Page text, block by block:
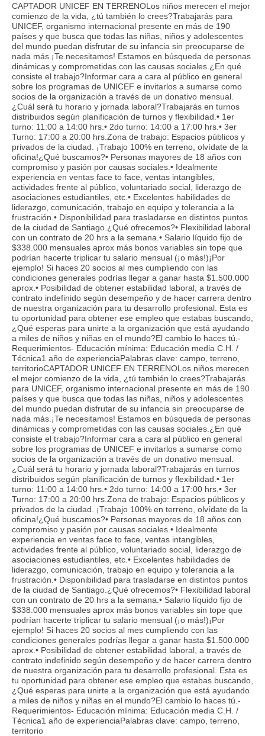
CAPTADOR UNICEF EN TERRENOLos niños merecen el mejor
comienzo de la vida, ¿tú también lo crees?Trabajarás para
UNICEF, organismo internacional presente en más de 190
países y que busca que todas las niñas, niños y adolescentes
del mundo puedan disfrutar de su infancia sin preocuparse de
nada más.¡Te necesitamos! Estamos en búsqueda de personas
dinámicas y comprometidas con las causas sociales.¿En qué
consiste el trabajo?Informar cara a cara al público en general
sobre los programas de UNICEF e invitarlos a sumarse como
socios de la organización a través de un donativo mensual.
¿Cuál será tu horario y jornada laboral?Trabajarás en turnos
distribuidos según planificación de turnos y flexibilidad.• 1er
turno: 11:00 a 14:00 hrs.• 2do turno: 14:00 a 17:00 hrs.• 3er
Turno: 17:00 a 20:00 hrs.Zona de trabajo: Espacios públicos y
privados de la ciudad. ¡Trabajo 100% en terreno, olvídate de la
oficina!¿Qué buscamos?• Personas mayores de 18 años con
compromiso y pasión por causas sociales.• Idealmente
experiencia en ventas face to face, ventas intangibles,
actividades frente al público, voluntariado social, liderazgo de
asociaciones estudiantiles, etc.• Excelentes habilidades de
liderazgo, comunicación, trabajo en equipo y tolerancia a la
frustración.• Disponibilidad para trasladarse en distintos puntos
de la ciudad de Santiago.¿Qué ofrecemos?• Flexibilidad laboral
con un contrato de 20 hrs a la semana.• Salario líquido fijo de
$338.000 mensuales aprox más bonos variables sin tope que
podrían hacerte triplicar tu salario mensual (¡o más!)¡Por
ejemplo! Si haces 20 socios al mes cumpliendo con las
condiciones generales podrías llegar a ganar hasta $1.500.000
aprox.• Posibilidad de obtener estabilidad laboral, a través de
contrato indefinido según desempeño y de hacer carrera dentro
de nuestra organización para tu desarrollo profesional. Esta es
tu oportunidad para obtener ese empleo que estabas buscando,
¿Qué esperas para unirte a la organización que está ayudando
a miles de niños y niñas en el mundo?El cambio lo haces tú.-
Requerimientos- Educación mínima: Educación media C.H. /
Técnica1 año de experienciaPalabras clave: campo, terreno,
territorioCAPTADOR UNICEF EN TERRENOLos niños merecen
el mejor comienzo de la vida, ¿tú también lo crees?Trabajarás
para UNICEF, organismo internacional presente en más de 190
países y que busca que todas las niñas, niños y adolescentes
del mundo puedan disfrutar de su infancia sin preocuparse de
nada más.¡Te necesitamos! Estamos en búsqueda de personas
dinámicas y comprometidas con las causas sociales.¿En qué
consiste el trabajo?Informar cara a cara al público en general
sobre los programas de UNICEF e invitarlos a sumarse como
socios de la organización a través de un donativo mensual.
¿Cuál será tu horario y jornada laboral?Trabajarás en turnos
distribuidos según planificación de turnos y flexibilidad.• 1er
turno: 11:00 a 14:00 hrs.• 2do turno: 14:00 a 17:00 hrs.• 3er
Turno: 17:00 a 20:00 hrs.Zona de trabajo: Espacios públicos y
privados de la ciudad. ¡Trabajo 100% en terreno, olvídate de la
oficina!¿Qué buscamos?• Personas mayores de 18 años con
compromiso y pasión por causas sociales.• Idealmente
experiencia en ventas face to face, ventas intangibles,
actividades frente al público, voluntariado social, liderazgo de
asociaciones estudiantiles, etc.• Excelentes habilidades de
liderazgo, comunicación, trabajo en equipo y tolerancia a la
frustración.• Disponibilidad para trasladarse en distintos puntos
de la ciudad de Santiago.¿Qué ofrecemos?• Flexibilidad laboral
con un contrato de 20 hrs a la semana.• Salario líquido fijo de
$338.000 mensuales aprox más bonos variables sin tope que
podrían hacerte triplicar tu salario mensual (¡o más!)¡Por
ejemplo! Si haces 20 socios al mes cumpliendo con las
condiciones generales podrías llegar a ganar hasta $1.500.000
aprox.• Posibilidad de obtener estabilidad laboral, a través de
contrato indefinido según desempeño y de hacer carrera dentro
de nuestra organización para tu desarrollo profesional. Esta es
tu oportunidad para obtener ese empleo que estabas buscando,
¿Qué esperas para unirte a la organización que está ayudando
a miles de niños y niñas en el mundo?El cambio lo haces tú.-
Requerimientos- Educación mínima: Educación media C.H. /
Técnica1 año de experienciaPalabras clave: campo, terreno,
territorio